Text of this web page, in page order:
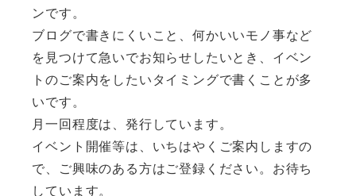
ンです。
ブログで書きにくいこと、何かいいモノ事など
を見つけて急いでお知らせしたいとき、イベン
トのご案内をしたいタイミングで書くことが多
いです。
月一回程度は、発行しています。
イベント開催等は、いちはやくご案内しますの
で、ご興味のある方はご登録ください。お待ち
しています。